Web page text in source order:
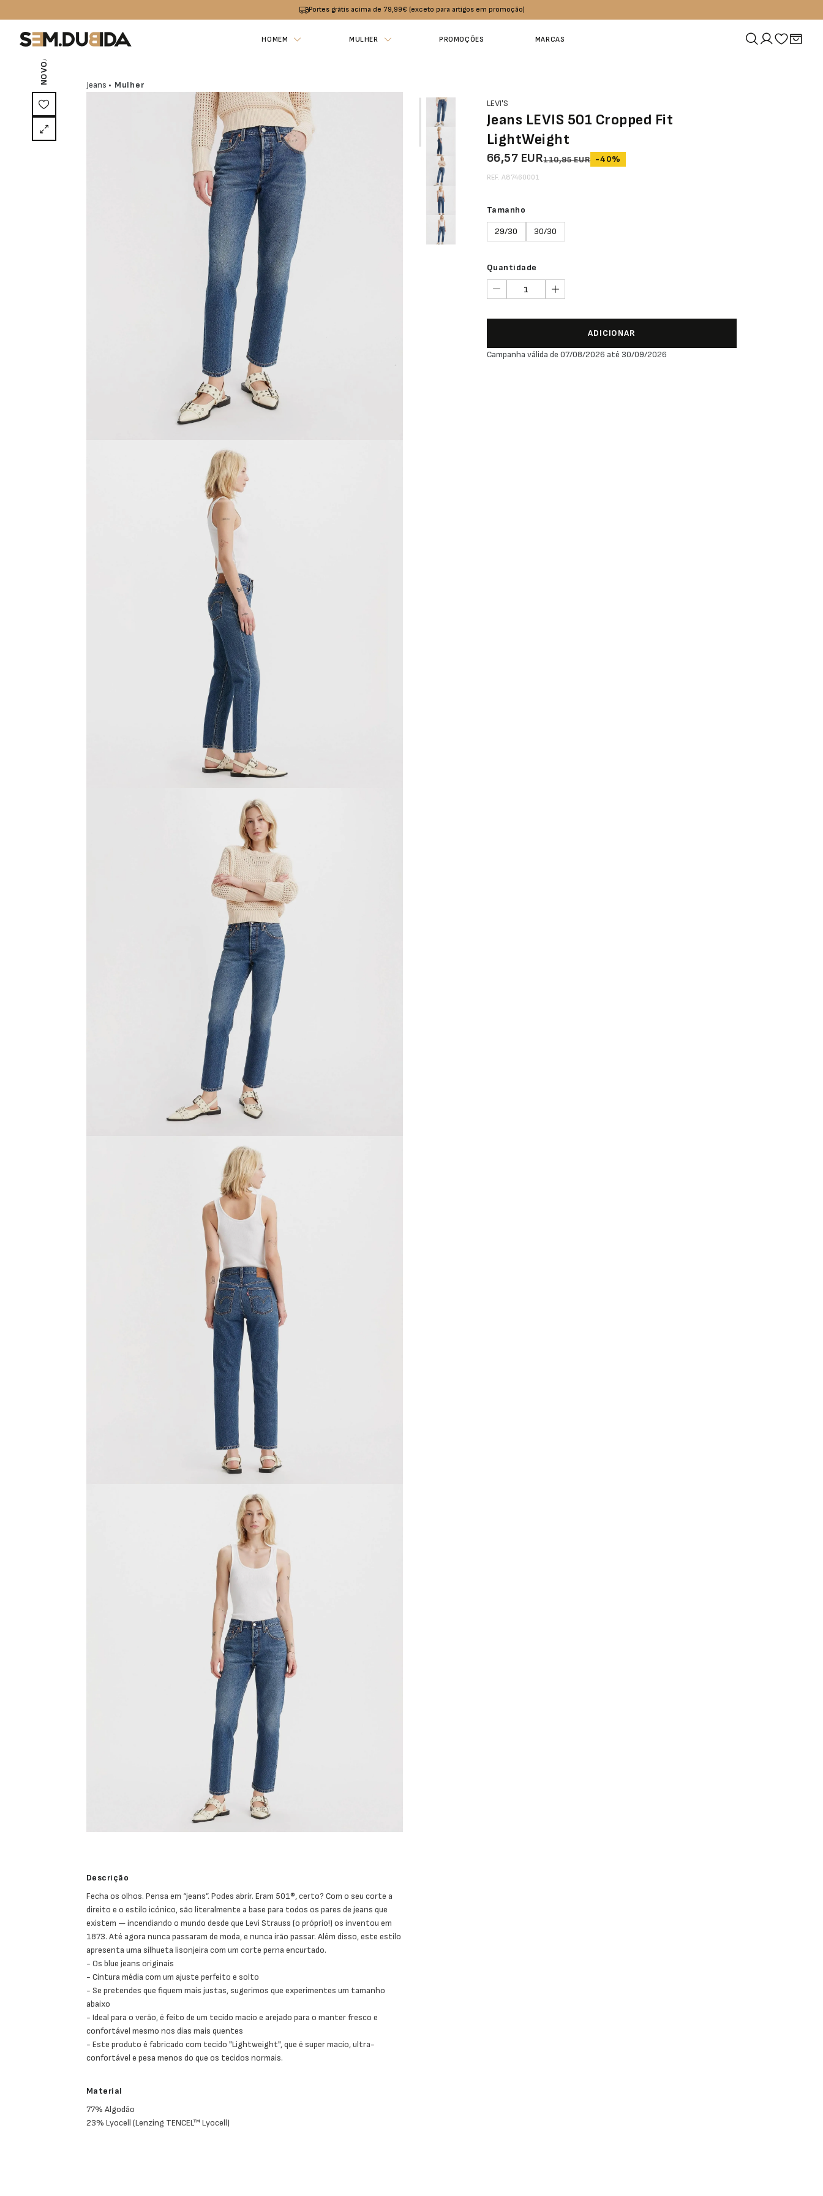
Portes grátis acima de 79,99€ (exceto para artigos em promoção)
HOMEM MULHER PROMOÇÕES MARCAS
NOVO
/ EXCLUSIVO ON-LINE
Jeans • Mulher
Descrição
Fecha os olhos. Pensa em “jeans”. Podes abrir. Eram 501®, certo? Com o seu corte a
direito e o estilo icónico, são literalmente a base para todos os pares de jeans que
existem — incendiando o mundo desde que Levi Strauss (o próprio!) os inventou em
1873. Até agora nunca passaram de moda, e nunca irão passar. Além disso, este estilo
apresenta uma silhueta lisonjeira com um corte perna encurtado.
- Os blue jeans originais
- Cintura média com um ajuste perfeito e solto
- Se pretendes que fiquem mais justas, sugerimos que experimentes um tamanho
abaixo
- Ideal para o verão, é feito de um tecido macio e arejado para o manter fresco e
confortável mesmo nos dias mais quentes
- Este produto é fabricado com tecido "Lightweight", que é super macio, ultra-
confortável e pesa menos do que os tecidos normais.
Material
77% Algodão
23% Lyocell (Lenzing TENCEL™ Lyocell)
LEVI'S
Jeans LEVIS 501 Cropped Fit
LightWeight
66,57 EUR110,95 EUR -40%
REF. A87460001
Tamanho
29/30 30/30
Quantidade
ADICIONAR
Campanha válida de 07/08/2026 até 30/09/2026